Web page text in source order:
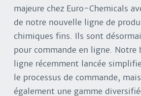
majeure chez Euro-Chemicals
de notre nouvelle ligne de
chimiques fins. Ils sont
pour commande en ligne. Notre
ligne récemment lancée
le processus de commande,
également une gamme